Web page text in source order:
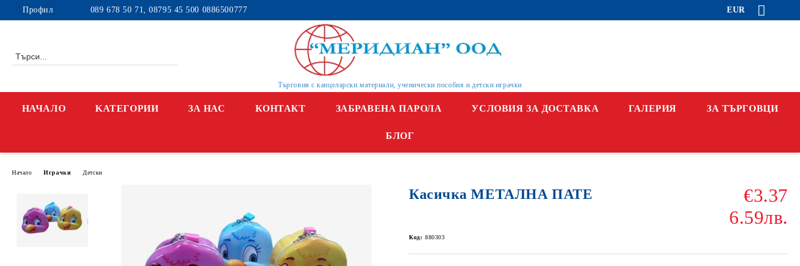
Профил 089 678 50 71, 08795 45 500 0886500777 EUR
Търговия с канцеларски материали, ученически пособия и детски играчки
НАЧАЛО KАТЕГОРИИ ЗА НАС КОНТАКТ ЗАБРАВЕНА ПАРОЛА УСЛОВИЯ ЗА ДОСТАВКА ГАЛЕРИЯ ЗА ТЪРГОВЦИ
БЛОГ
Начало Играчки Детски
Касичка МЕТАЛНА ПАТЕ
€3.37
6.59лв.
Код: 880303